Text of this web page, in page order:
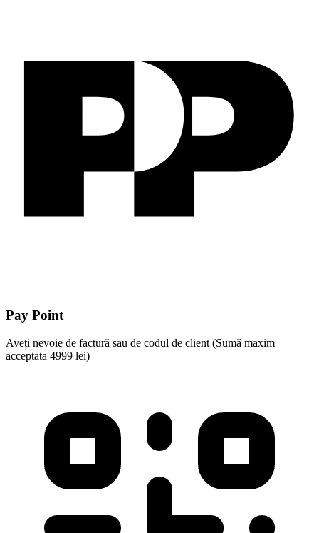
Pay Point
Aveți nevoie de factură sau de codul de client (Sumă maxim
acceptata 4999 lei)